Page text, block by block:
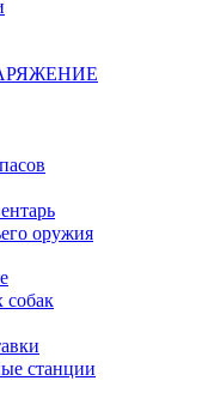
оружия
станции